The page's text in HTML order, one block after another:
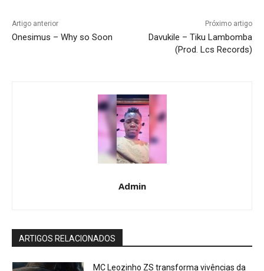
Artigo anterior
Onesimus – Why so Soon
Próximo artigo
Davukile – Tiku Lambomba
(Prod. Lcs Records)
Admin
ARTIGOS RELACIONADOS
MC Leozinho ZS transforma vivências da